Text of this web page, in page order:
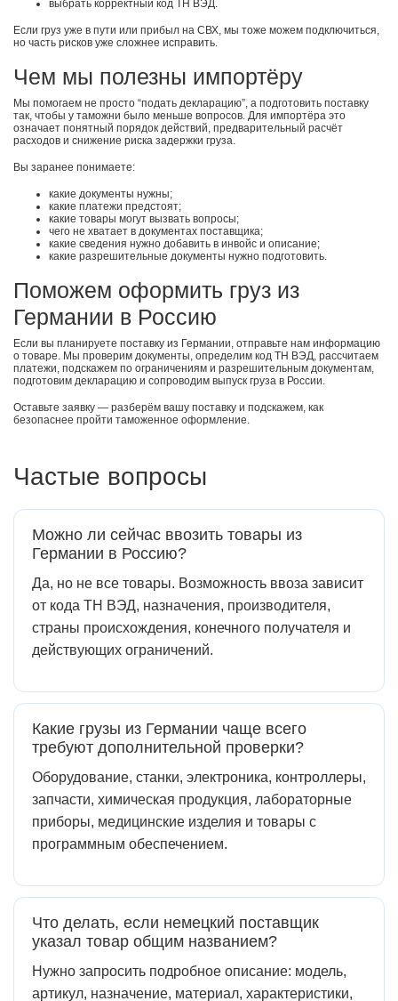
выбрать корректный код ТН ВЭД.
Если груз уже в пути или прибыл на СВХ, мы тоже можем подключиться,
но часть рисков уже сложнее исправить.
Чем мы полезны импортёру
Мы помогаем не просто “подать декларацию”, а подготовить поставку
так, чтобы у таможни было меньше вопросов. Для импортёра это
означает понятный порядок действий, предварительный расчёт
расходов и снижение риска задержки груза.
Вы заранее понимаете:
какие документы нужны;
какие платежи предстоят;
какие товары могут вызвать вопросы;
чего не хватает в документах поставщика;
какие сведения нужно добавить в инвойс и описание;
какие разрешительные документы нужно подготовить.
Поможем оформить груз из
Германии в Россию
Если вы планируете поставку из Германии, отправьте нам информацию
о товаре. Мы проверим документы, определим код ТН ВЭД, рассчитаем
платежи, подскажем по ограничениям и разрешительным документам,
подготовим декларацию и сопроводим выпуск груза в России.
Оставьте заявку — разберём вашу поставку и подскажем, как
безопаснее пройти таможенное оформление.
Частые вопросы
Можно ли сейчас ввозить товары из
Германии в Россию?
Да, но не все товары. Возможность ввоза зависит
от кода ТН ВЭД, назначения, производителя,
страны происхождения, конечного получателя и
действующих ограничений.
Какие грузы из Германии чаще всего
требуют дополнительной проверки?
Оборудование, станки, электроника, контроллеры,
запчасти, химическая продукция, лабораторные
приборы, медицинские изделия и товары с
программным обеспечением.
Что делать, если немецкий поставщик
указал товар общим названием?
Нужно запросить подробное описание: модель,
артикул, назначение, материал, характеристики,